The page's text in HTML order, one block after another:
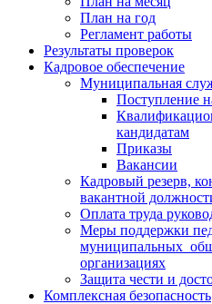
План на год
Регламент работы
Результаты проверок
Кадровое обеспечение
Муниципальная
Поступление
кандидатам
Приказы
Вакансии
Кадровый резерв,
вакантной
Оплата труда
Меры поддержки
муниципальных
организациях
Защита чести и
Комплексная безопасность